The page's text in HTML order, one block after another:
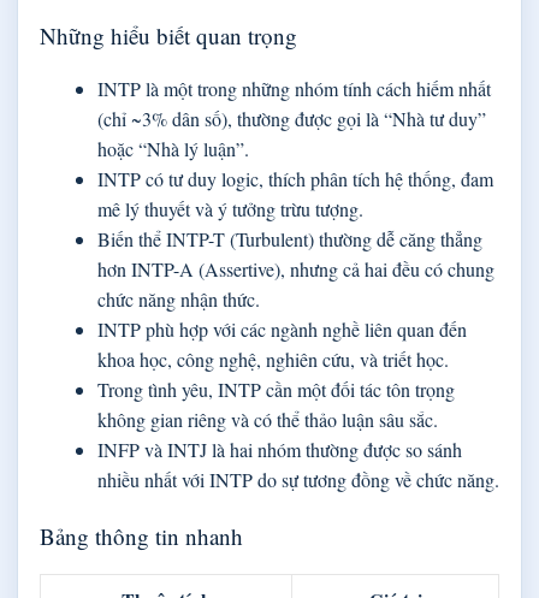
Những hiểu biết quan trọng
INTP là một trong những nhóm tính cách hiếm nhất
(chỉ ~3% dân số), thường được gọi là “Nhà tư duy”
hoặc “Nhà lý luận”.
INTP có tư duy logic, thích phân tích hệ thống, đam
mê lý thuyết và ý tưởng trừu tượng.
Biến thể INTP-T (Turbulent) thường dễ căng thẳng
hơn INTP-A (Assertive), nhưng cả hai đều có chung
chức năng nhận thức.
INTP phù hợp với các ngành nghề liên quan đến
khoa học, công nghệ, nghiên cứu, và triết học.
Trong tình yêu, INTP cần một đối tác tôn trọng
không gian riêng và có thể thảo luận sâu sắc.
INFP và INTJ là hai nhóm thường được so sánh
nhiều nhất với INTP do sự tương đồng về chức năng.
Bảng thông tin nhanh